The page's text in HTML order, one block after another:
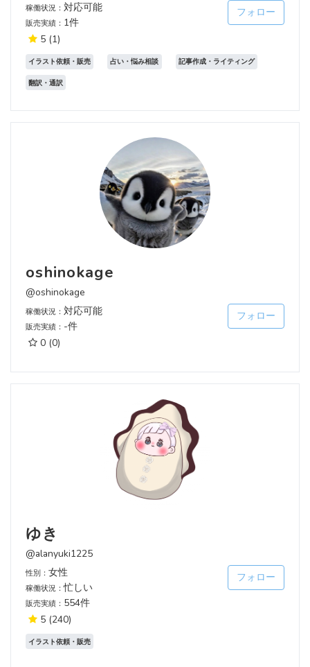
稼働状況： 対応可能
販売実績： 1件
5 (1)
フォロー
イラスト依頼・販売 占い・悩み相談 記事作成・ライティング
翻訳・通訳
oshinokage
@oshinokage
稼働状況： 対応可能
販売実績： -件
0 (0)
フォロー
ゆき
@alanyuki1225
性別： 女性
稼働状況：忙しい
販売実績： 554件
5 (240)
フォロー
イラスト依頼・販売